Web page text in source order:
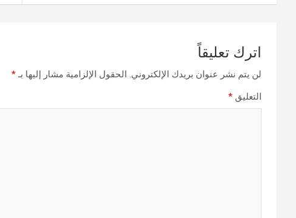
اترك تعليقاً
لن يتم نشر عنوان بريدك الإلكتروني. الحقول الإلزامية مشار إليها بـ*
التعليق *